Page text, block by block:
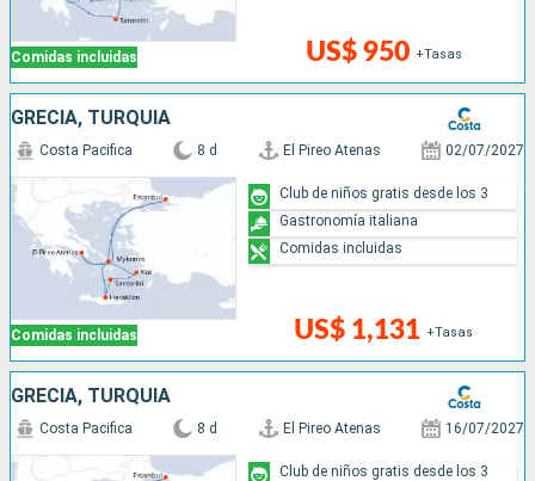
Comidas incluidas US$ 950 +Tasas
GRECIA, TURQUÍA
Comidas incluidas
Costa Pacifica 8 d El Pireo Atenas 02/07/2027
US$ 1,131 +Tasas
Club de niños gratis desde los 3
Gastronomía italiana
Comidas incluidas
GRECIA, TURQUÍA
Costa Pacifica 8 d El Pireo Atenas 16/07/2027
Club de niños gratis desde los 3